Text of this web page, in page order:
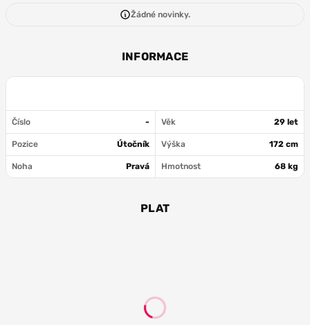
Žádné novinky.
INFORMACE
Číslo - Věk 29 let
Pozice Útočník Výška 172 cm
Noha Pravá Hmotnost 68 kg
PLAT